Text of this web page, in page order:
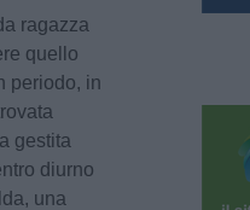
ragazza
quello
periodo, in
gestita
diurno
una